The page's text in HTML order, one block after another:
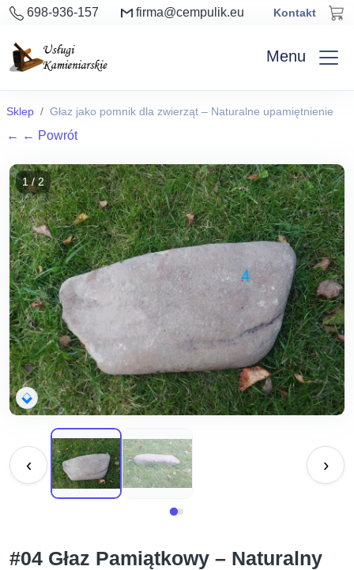
698-936-157 firma@cempulik.eu Kontakt
Menu
Sklep Głaz jako pomnik dla zwierząt – Naturalne upamiętnienie
← ← Powrót
1 / 2
‹ ›
#04 Głaz Pamiątkowy – Naturalny